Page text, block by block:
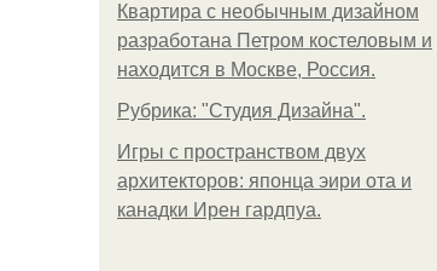
Квартира с необычным дизайном
разработана Петром костеловым и
находится в Москве, Россия.
Рубрика: "Студия Дизайна".
Игры с пространством двух
архитекторов: японца эири ота и
канадки Ирен гардпуа.